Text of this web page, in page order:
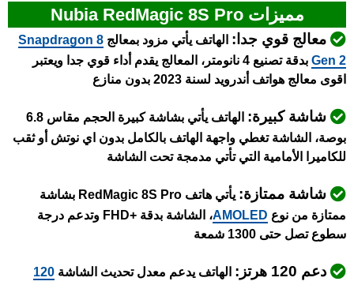
مميزات Nubia RedMagic 8S Pro
معالج قوي جدا: الهاتف يأتي مزود بمعالج Snapdragon 8
Gen 2
بدقة تصنيع 4 نانومتر، المعالج يقدم أداء قوي جدا ويعتبر
اقوى معالج هواتف أندرويد لسنة 2023 بدون منازع
شاشة كبيرة:
الهاتف يأتي بشاشة كبيرة الحجم مقاس 6.8
بوصة، الشاشة تغطي واجهة الهاتف بالكامل بدون اي نوتش أو ثقب
للكاميرا الأمامية التي تأتي مدمجة تحت الشاشة
شاشة ممتازة:
يأتي هاتف RedMagic 8S Pro بشاشة
ممتازة من نوع AMOLED
، الشاشة بدقة +FHD وتدعم درجة
سطوع تصل حتى 1300 شمعة
دعم 120 هرتز: الهاتف يدعم معدل تحديث الشاشة 120